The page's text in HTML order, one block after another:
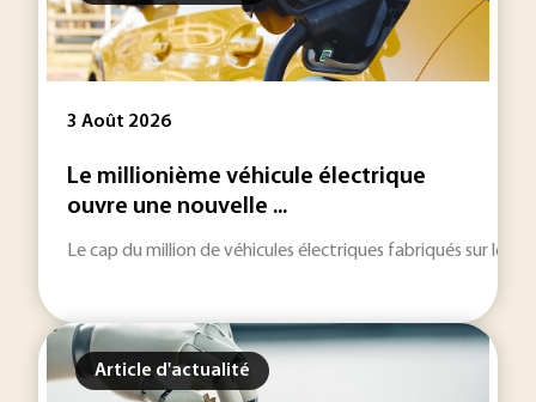
3 Août 2026
Le millionième véhicule électrique
ouvre une nouvelle ...
Le cap du million de véhicules électriques fabriqués sur le
Article d'actualité